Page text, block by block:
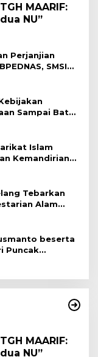
MAARIF:
NU”
Perjanjian
SMSI
News Room
Sampai Batas
Islam
Kemandirian
Tebarkan
Alam
Melepas
beserta
Puncak
Graha
MAARIF:
NU”